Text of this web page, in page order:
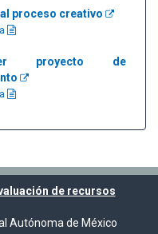
proceso creativo
proyecto de
de recursos
Autónoma de México